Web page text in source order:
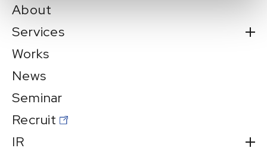
About
Services
Works
News
Seminar
Recruit
IR